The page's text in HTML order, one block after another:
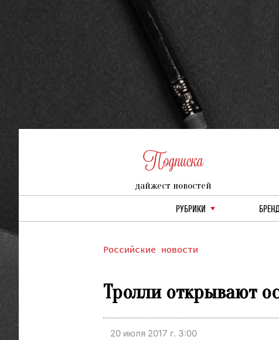
Подписка
дайжест новостей
РУБРИКИ
Российские новости
Тролли открывают
20 июля 2017 г. 3:00